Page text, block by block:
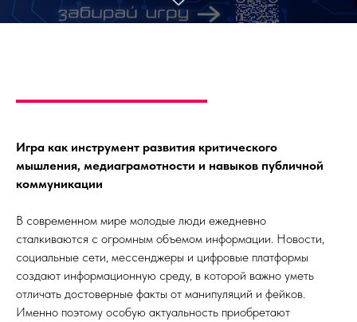
Игра как инструмент развития критического
мышления, медиаграмотности и навыков публичной
коммуникации
В современном мире молодые люди ежедневно
сталкиваются с огромным объемом информации. Новости,
социальные сети, мессенджеры и цифровые платформы
создают информационную среду, в которой важно уметь
отличать достоверные факты от манипуляций и фейков.
Именно поэтому особую актуальность приобретают